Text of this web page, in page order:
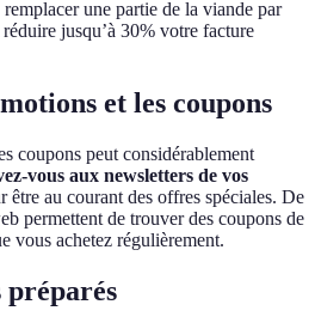
une partie de la viande par
jusqu’à 30% votre facture
et les coupons
coupons peut considérablement
vous aux newsletters de vos
être au courant des offres spéciales. De
permettent de trouver des coupons de
vous achetez régulièrement.
préparés